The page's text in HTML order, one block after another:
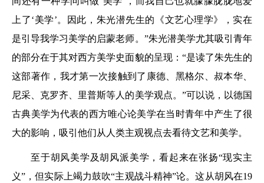
上了‘美学’。因此，朱光潜先生的《文艺心理学》，实在
是引导我学习美学的启蒙老师。”朱光潜美学尤其吸引青年
的部分在于其对西方美学史面貌的呈现：“是读了朱先生的
这部著作，我才第一次接触到了康德、黑格尔、叔本华、
尼采、克罗齐、里普斯等人的美学观点。”可以说，以德国
古典美学为代表的西方唯心论美学在当时青年中产生了很
大的影响，吸引他们从人类主观视点去看待文艺和美学。
至于胡风美学及胡风派美学，看起来在张扬“现实主
义”，但实际上竭力鼓吹“主观战斗精神”论。这从胡风在19